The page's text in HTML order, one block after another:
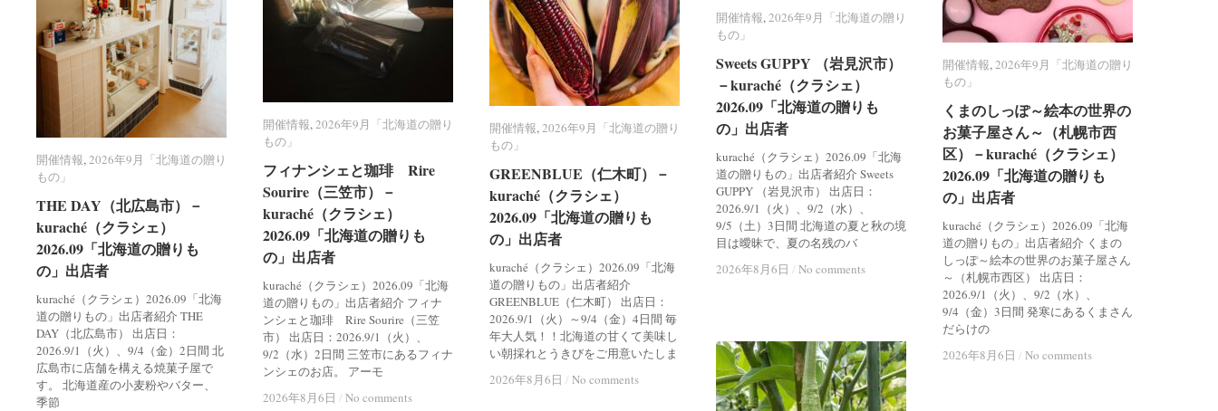
開催情報,2026年9月「北海道の贈り
もの」
THE DAY（北広島市）－
kuraché（クラシェ）
2026.09「北海道の贈りも
の」出店者
kuraché（クラシェ）2026.09「北海
道の贈りもの」出店者紹介 THE
DAY（北広島市） 出店日：
2026.9/1（火）、9/4（金）2日間 北
広島市に店舗を構える焼菓子屋で
す。 北海道産の小麦粉やバター、
季節
開催情報 2026年9月「北海道の贈り
もの」
THE DAY（北広島市）－
kuraché（クラシェ）
2026.09「北海道の贈りも
の」出店者
開催情報,2026年9月「北海道の贈り
もの」
フィナンシェと珈琲 Rire
Sourire（三笠市）－
kuraché（クラシェ）
2026.09「北海道の贈りも
の」出店者
kuraché（クラシェ）2026.09「北海
道の贈りもの」出店者紹介 フィナ
ンシェと珈琲 Rire Sourire（三笠
市） 出店日：2026.9/1（火）、
9/2（水）2日間 三笠市にあるフィナ
ンシェのお店。 アーモ
2026年8月6日 / No comments
開催情報 2026年9月「北海道の贈り
もの」
フィナンシェと珈琲 Rire
Sourire（三笠市）－
kuraché（クラシェ）
2026.09「北海道の贈りも
の」出店者
2026年8月6日 / No comments
開催情報,2026年9月「北海道の贈り
もの」
GREENBLUE（仁木町）－
kuraché（クラシェ）
2026.09「北海道の贈りも
の」出店者
kuraché（クラシェ）2026.09「北海
道の贈りもの」出店者紹介
GREENBLUE（仁木町） 出店日：
2026.9/1（火）～9/4（金）4日間 毎
年大人気！！北海道の甘くて美味し
い朝採れとうきびをご用意いたしま
2026年8月6日 / No comments
開催情報 2026年9月「北海道の贈り
もの」
GREENBLUE（仁木町）－
kuraché（クラシェ）
2026.09「北海道の贈りも
の」出店者
2026年8月6日 / No comments
開催情報,2026年9月「北海道の贈り
もの」
Sweets GUPPY （岩見沢市）
－kuraché（クラシェ）
2026.09「北海道の贈りも
の」出店者
kuraché（クラシェ）2026.09「北海
道の贈りもの」出店者紹介 Sweets
GUPPY （岩見沢市） 出店日：
2026.9/1（火）、9/2（水）、
9/5（土）3日間 北海道の夏と秋の境
目は曖昧で、夏の名残のバ
2026年8月6日 / No comments
開催情報 2026年9月「北海道の贈り
もの」
Sweets GUPPY （岩見沢市）
－kuraché（クラシェ）
2026.09「北海道の贈りも
の」出店者
2026年8月6日 / No comments
開催情報,2026年9月「北海道の贈り
もの」
くまのしっぽ～絵本の世界の
お菓子屋さん～（札幌市西
区）－kuraché（クラシェ）
2026.09「北海道の贈りも
の」出店者
kuraché（クラシェ）2026.09「北海
道の贈りもの」出店者紹介 くまの
しっぽ～絵本の世界のお菓子屋さん
～（札幌市西区） 出店日：
2026.9/1（火）、9/2（水）、
9/4（金）3日間 発寒にあるくまさん
だらけの
2026年8月6日 / No comments
開催情報 2026年9月「北海道の贈り
もの」
くまのしっぽ～絵本の世界の
お菓子屋さん～（札幌市西
区）－kuraché（クラシェ）
2026.09「北海道の贈りも
の」出店者
2026年8月6日 / No comments